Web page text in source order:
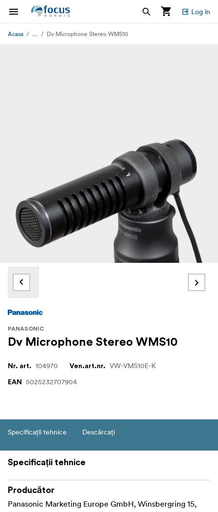
Log in
Acasa ... Dv Microphone Stereo WMS10
PANASONIC
Dv Microphone Stereo WMS10
Nr. art. 104970 Ven.art.nr. VW-VMS10E-K
EAN 5025232707904
Specificații tehnice Descărcați
Specificații tehnice
Producător
Panasonic Marketing Europe GmbH, Winsbergring 15,